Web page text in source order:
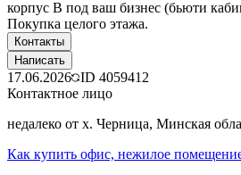
корпус B под ваш бизнес (бьюти
Покупка целого этажа.
Контакты
Написать
17.06.2026 ID 4059412
Контактное лицо
недалеко от х. Черница, Минская
Как купить офис, нежилое